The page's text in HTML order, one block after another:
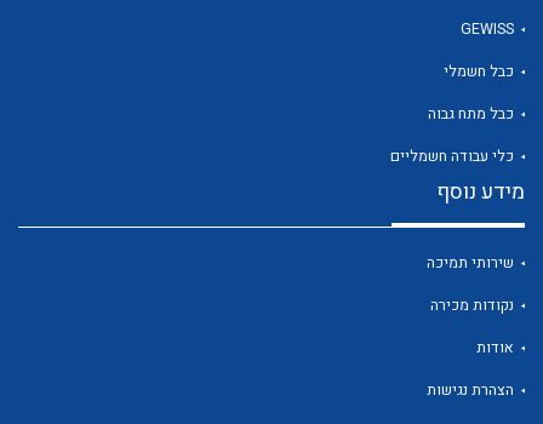
GEWISS
כבל חשמלי
כבל מתח גבוה
כלי עבודה חשמליים
מידע נוסף
שירותי תמיכה
נקודות מכירה
אודות
הצהרת נגישות